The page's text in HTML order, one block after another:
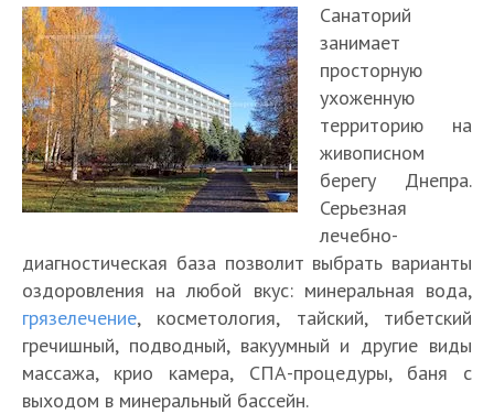
Санаторий
занимает
просторную
ухоженную
территорию на
живописном
берегу Днепра.
Серьезная
лечебно-
диагностическая база позволит выбрать варианты
оздоровления на любой вкус: минеральная вода,
грязелечение, косметология, тайский, тибетский
гречишный, подводный, вакуумный и другие виды
массажа, крио камера, СПА-процедуры, баня с
выходом в минеральный бассейн.